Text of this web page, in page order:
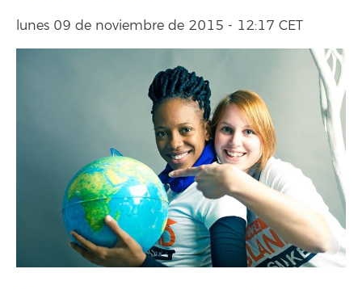
lunes 09 de noviembre de 2015 - 12:17 CET